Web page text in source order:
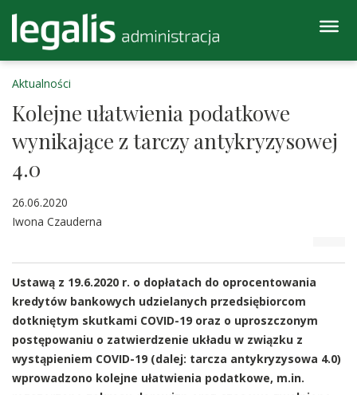
Aktualności
Kolejne ułatwienia podatkowe
wynikające z tarczy antykryzysowej
4.0
26.06.2020
Iwona Czauderna
Ustawą z 19.6.2020 r. o dopłatach do oprocentowania
kredytów bankowych udzielanych przedsiębiorcom
dotkniętym skutkami COVID-19 oraz o uproszczonym
postępowaniu o zatwierdzenie układu w związku z
wystąpieniem COVID-19 (dalej: tarcza antykryzysowa 4.0)
wprowadzono kolejne ułatwienia podatkowe, m.in.